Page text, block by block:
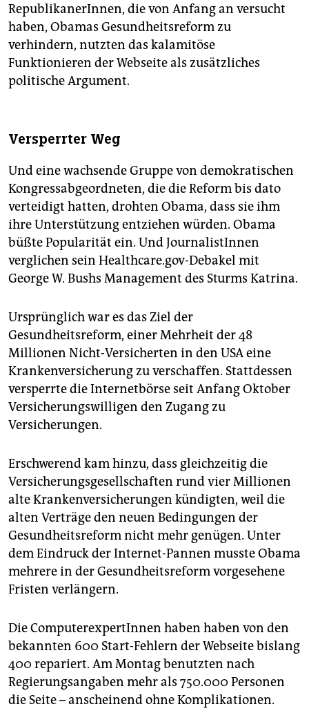
RepublikanerInnen, die von Anfang an versucht
haben, Obamas Gesundheitsreform zu
verhindern, nutzten das kalamitöse
Funktionieren der Webseite als zusätzliches
politische Argument.
Versperrter Weg
Und eine wachsende Gruppe von demokratischen
Kongressabgeordneten, die die Reform bis dato
verteidigt hatten, drohten Obama, dass sie ihm
ihre Unterstützung entziehen würden. Obama
büßte Popularität ein. Und JournalistInnen
verglichen sein Healthcare.gov-Debakel mit
George W. Bushs Management des Sturms Katrina.
Ursprünglich war es das Ziel der
Gesundheitsreform, einer Mehrheit der 48
Millionen Nicht-Versicherten in den USA eine
Krankenversicherung zu verschaffen. Stattdessen
versperrte die Internetbörse seit Anfang Oktober
Versicherungswilligen den Zugang zu
Versicherungen.
Erschwerend kam hinzu, dass gleichzeitig die
Versicherungsgesellschaften rund vier Millionen
alte Krankenversicherungen kündigten, weil die
alten Verträge den neuen Bedingungen der
Gesundheitsreform nicht mehr genügen. Unter
dem Eindruck der Internet-Pannen musste Obama
mehrere in der Gesundheitsreform vorgesehene
Fristen verlängern.
Die ComputerexpertInnen haben haben von den
bekannten 600 Start-Fehlern der Webseite bislang
400 repariert. Am Montag benutzten nach
Regierungsangaben mehr als 750.000 Personen
die Seite – anscheinend ohne Komplikationen.